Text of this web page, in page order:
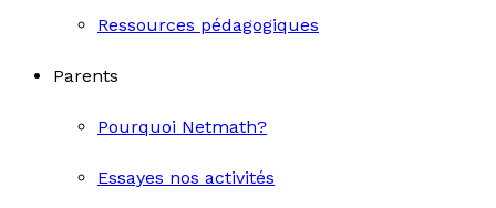
Ressources pédagogiques
Parents
Pourquoi Netmath?
Essayes nos activités